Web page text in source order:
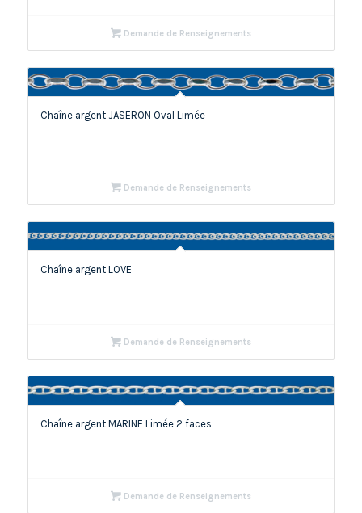
Demande de Renseignements
Chaîne argent JASERON Oval Limée
Demande de Renseignements
Chaîne argent LOVE
Demande de Renseignements
Chaîne argent MARINE Limée 2 faces
Demande de Renseignements